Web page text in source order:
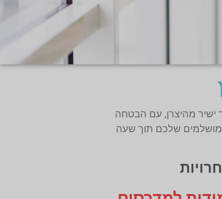
ישיר מהיצרן, עם הבטחה
וקבלו את המדרסים המושלמים שלכם תוך שעה